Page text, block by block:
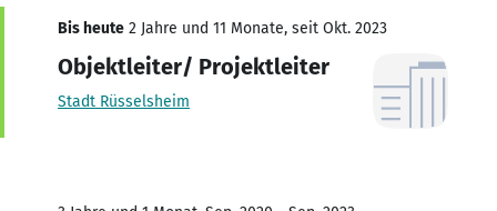
Bis heute 2 Jahre und 11 Monate, seit Okt. 2023
Objektleiter/ Projektleiter
Stadt Rüsselsheim